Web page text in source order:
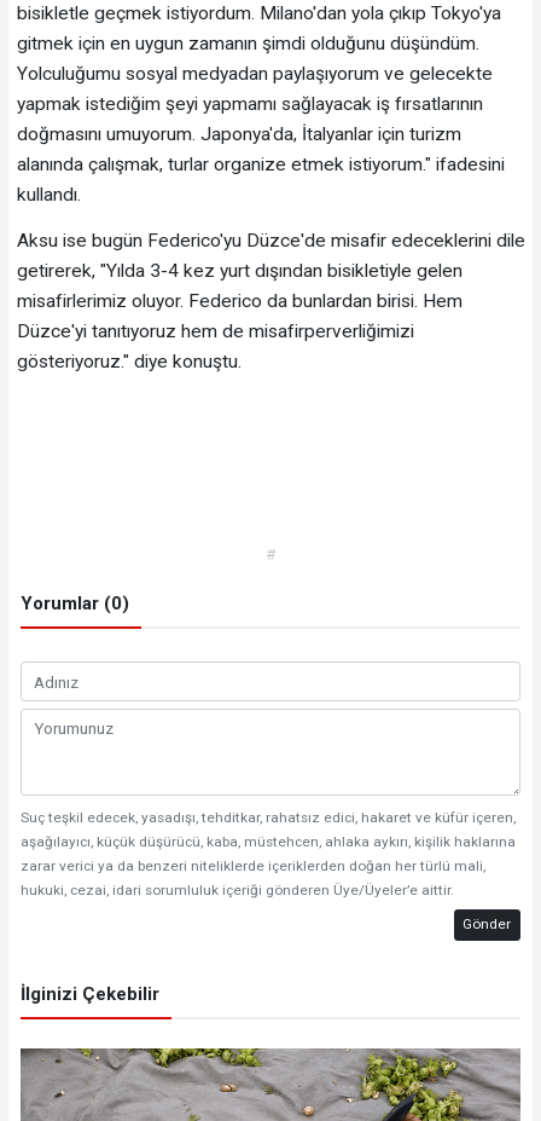
bisikletle geçmek istiyordum. Milano'dan yola çıkıp Tokyo'ya
gitmek için en uygun zamanın şimdi olduğunu düşündüm.
Yolculuğumu sosyal medyadan paylaşıyorum ve gelecekte
yapmak istediğim şeyi yapmamı sağlayacak iş fırsatlarının
doğmasını umuyorum. Japonya'da, İtalyanlar için turizm
alanında çalışmak, turlar organize etmek istiyorum." ifadesini
kullandı.
Aksu ise bugün Federico'yu Düzce'de misafir edeceklerini dile
getirerek, "Yılda 3-4 kez yurt dışından bisikletiyle gelen
misafirlerimiz oluyor. Federico da bunlardan birisi. Hem
Düzce'yi tanıtıyoruz hem de misafirperverliğimizi
gösteriyoruz." diye konuştu.
#
Yorumlar (0)
Suç teşkil edecek, yasadışı, tehditkar, rahatsız edici, hakaret ve küfür içeren,
aşağılayıcı, küçük düşürücü, kaba, müstehcen, ahlaka aykırı, kişilik haklarına
zarar verici ya da benzeri niteliklerde içeriklerden doğan her türlü mali,
hukuki, cezai, idari sorumluluk içeriği gönderen Üye/Üyeler’e aittir.
Gönder
İlginizi Çekebilir